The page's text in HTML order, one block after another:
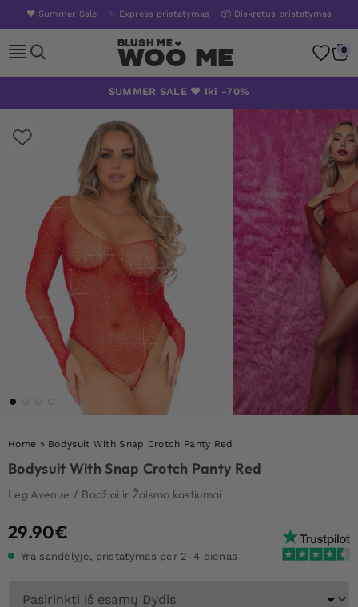
❤️ Summer Sale ✨ Express pristatymas 📦 Diskretus pristatymas
Woo Me 0
SUMMER SALE ❤️ Iki -70%
Home » Bodysuit With Snap Crotch Panty Red
Bodysuit With Snap Crotch Panty Red
Leg Avenue / Bodžiai ir Žaismo kostiumai
29.90€
Yra sandėlyje, pristatymas per 2-4 dienas